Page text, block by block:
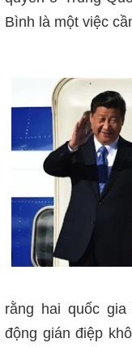
Bình là một việc
rằng hai quốc
động gián điệp